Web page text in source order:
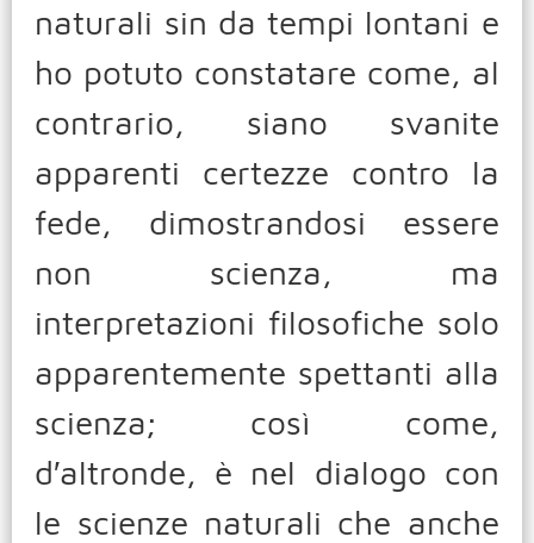
naturali sin da tempi lontani e
ho potuto constatare come, al
contrario, siano svanite
apparenti certezze contro la
fede, dimostrandosi essere
non scienza, ma
interpretazioni filosofiche solo
apparentemente spettanti alla
scienza; così come,
d′altronde, è nel dialogo con
le scienze naturali che anche